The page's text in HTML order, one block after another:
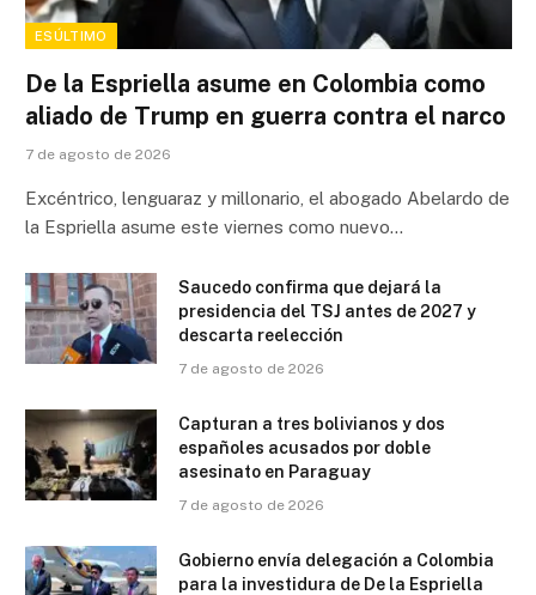
ESÚLTIMO
De la Espriella asume en Colombia como
aliado de Trump en guerra contra el narco
7 de agosto de 2026
Excéntrico, lenguaraz y millonario, el abogado Abelardo de
la Espriella asume este viernes como nuevo…
Saucedo confirma que dejará la
presidencia del TSJ antes de 2027 y
descarta reelección
7 de agosto de 2026
Capturan a tres bolivianos y dos
españoles acusados por doble
asesinato en Paraguay
7 de agosto de 2026
Gobierno envía delegación a Colombia
para la investidura de De la Espriella